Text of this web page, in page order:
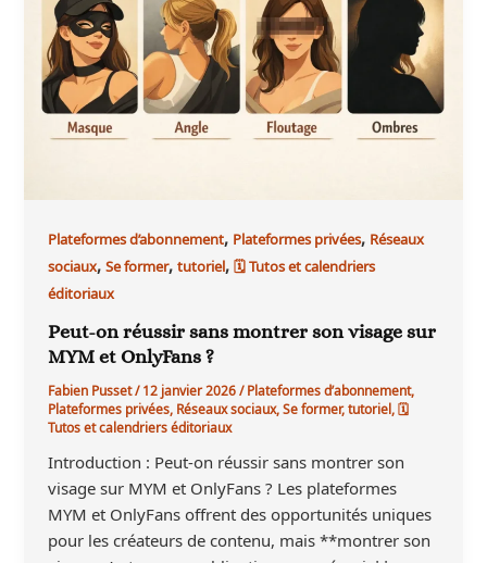
Plateformes d’abonnement, Plateformes privées, Réseaux
sociaux,Se former,tutoriel,🗓 Tutos et calendriers
éditoriaux
Peut-on réussir sans montrer son visage sur
MYM et OnlyFans ?
Fabien Pusset/12 janvier 2026/Plateformes d’abonnement,
Plateformes privées,Réseaux sociaux,Se former,tutoriel,🗓
Tutos et calendriers éditoriaux
Introduction : Peut-on réussir sans montrer son
visage sur MYM et OnlyFans ? Les plateformes
MYM et OnlyFans offrent des opportunités uniques
pour les créateurs de contenu, mais **montrer son